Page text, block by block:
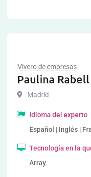
Vivero de empresas
Paulina Rabell
Madrid
Idioma del experto
Español | Inglés |
Tecnología en la
Array